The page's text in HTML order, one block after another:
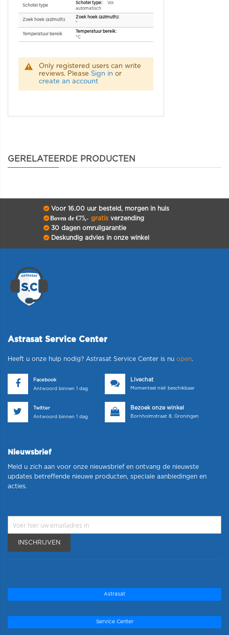
Schotel type
Vol
automatisch
Zoek hoek (azimuth)
°
Temperatuur bereik
°C
Only registered users can write
reviews. Please Sign in or
create an account
GERELATEERDE PRODUCTEN
Voor 16.00 uur besteld, morgen in huis
Boven de €75,- gratisverzending
30 dagen omruilgarantie
Deskundig advies in onze winkel
Astrasat Service Center
Heeft u onze hulp nodig? Astrasat Service Center is nu open.
Facebook
Antwoord binnen 1 dag
Livechat
Momenteel niet beschikbaar
Twitter
Antwoord binnen 1 dag
Bezoek onze winkel
Bornholmstraat 8, Groningen
Nieuwsbrief
Meld u zich aan voor onze nieuwsbrief en ontvang de nieuwste
updates betreffende nieuwe producten, speciale aanbiedingen en
acties.
INSCHRIJVEN
Astrasat
Service Center